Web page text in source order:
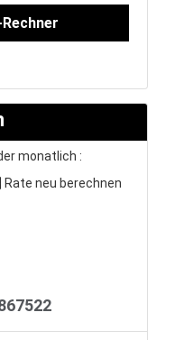
monatlich :
Rate neu berechnen